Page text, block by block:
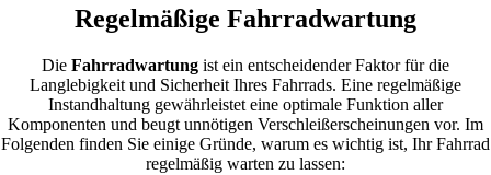
Regelmäßige Fahrradwartung
Die Fahrradwartung ist ein entscheidender Faktor für die
Langlebigkeit und Sicherheit Ihres Fahrrads. Eine regelmäßige
Instandhaltung gewährleistet eine optimale Funktion aller
Komponenten und beugt unnötigen Verschleißerscheinungen vor. Im
Folgenden finden Sie einige Gründe, warum es wichtig ist, Ihr Fahrrad
regelmäßig warten zu lassen: